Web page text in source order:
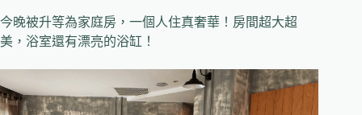
今晚被升等為家庭房，一個人住真奢華！房間超大超
美，浴室還有漂亮的浴缸！